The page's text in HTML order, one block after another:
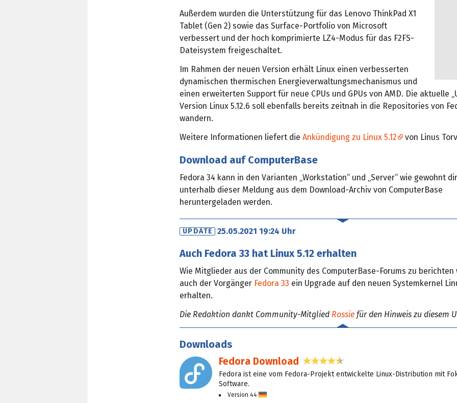
Außerdem wurden die Unterstützung für das Lenovo ThinkPad X1
Tablet (Gen 2) sowie das Surface-Portfolio von Microsoft
verbessert und der hoch komprimierte LZ4-Modus für das F2FS-
Dateisystem freigeschaltet.
Im Rahmen der neuen Version erhält Linux einen verbesserten
dynamischen thermischen Energieverwaltungsmechanismus und
einen erweiterten Support für neue CPUs und GPUs von AMD. Die aktuelle
Version Linux 5.12.6 soll ebenfalls bereits zeitnah in die Repositories von
wandern.
Weitere Informationen liefert die Ankündigung zu Linux 5.12 von Linus
Download auf ComputerBase
Fedora 34 kann in den Varianten „Workstation“ und „Server“ wie gewohnt
unterhalb dieser Meldung aus dem Download-Archiv von ComputerBase
heruntergeladen werden.
UPDATE 25.05.2021 19:24 Uhr
Auch Fedora 33 hat Linux 5.12 erhalten
Wie Mitglieder aus der Community des ComputerBase-Forums zu berichten
auch der Vorgänger Fedora 33 ein Upgrade auf den neuen Systemkernel
erhalten.
Die Redaktion dankt Community-Mitglied Rossie für den Hinweis zu diesem
Downloads
Fedora Download 4,5 Sterne
Fedora ist eine vom Fedora-Projekt entwickelte Linux-Distribution mit
Software.
Version 44